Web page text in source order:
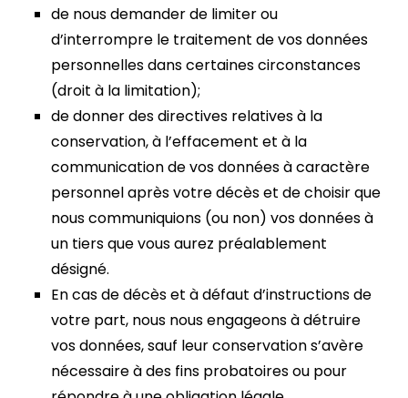
de nous demander de limiter ou
d’interrompre le traitement de vos données
personnelles dans certaines circonstances
(droit à la limitation);
de donner des directives relatives à la
conservation, à l’effacement et à la
communication de vos données à caractère
personnel après votre décès et de choisir que
nous communiquions (ou non) vos données à
un tiers que vous aurez préalablement
désigné.
En cas de décès et à défaut d’instructions de
votre part, nous nous engageons à détruire
vos données, sauf leur conservation s’avère
nécessaire à des fins probatoires ou pour